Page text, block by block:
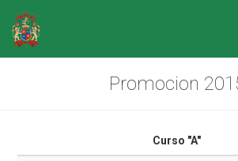
Promocion
Curso "A"